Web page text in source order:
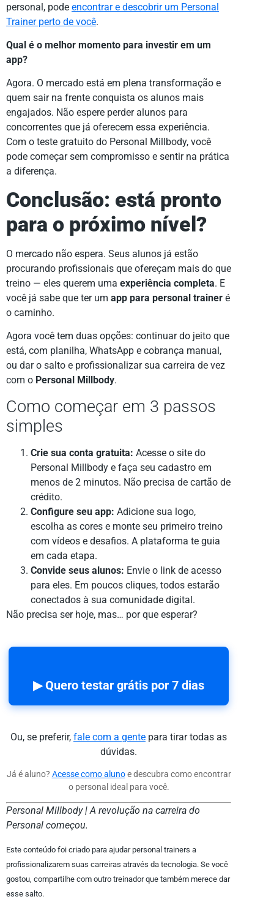
personal, pode encontrar e descobrir um Personal
Trainer perto de você.
Qual é o melhor momento para investir em um
app?
Agora. O mercado está em plena transformação e
quem sair na frente conquista os alunos mais
engajados. Não espere perder alunos para
concorrentes que já oferecem essa experiência.
Com o teste gratuito do Personal Millbody, você
pode começar sem compromisso e sentir na prática
a diferença.
Conclusão: está pronto
para o próximo nível?
O mercado não espera. Seus alunos já estão
procurando profissionais que ofereçam mais do que
treino — eles querem uma experiência completa. E
você já sabe que ter um app para personal trainer é
o caminho.
Agora você tem duas opções: continuar do jeito que
está, com planilha, WhatsApp e cobrança manual,
ou dar o salto e profissionalizar sua carreira de vez
com o Personal Millbody.
Como começar em 3 passos
simples
Crie sua conta gratuita: Acesse o site do
Personal Millbody e faça seu cadastro em
menos de 2 minutos. Não precisa de cartão de
crédito.
Configure seu app: Adicione sua logo,
escolha as cores e monte seu primeiro treino
com vídeos e desafios. A plataforma te guia
em cada etapa.
Convide seus alunos: Envie o link de acesso
para eles. Em poucos cliques, todos estarão
conectados à sua comunidade digital.
Não precisa ser hoje, mas… por que esperar?
▶ Quero testar grátis por 7 dias
Ou, se preferir, fale com a gente para tirar todas as
dúvidas.
Já é aluno? Acesse como alunoe descubra como encontrar
o personal ideal para você.
Personal Millbody | A revolução na carreira do
Personal começou.
Este conteúdo foi criado para ajudar personal trainers a
profissionalizarem suas carreiras através da tecnologia. Se você
gostou, compartilhe com outro treinador que também merece dar
esse salto.